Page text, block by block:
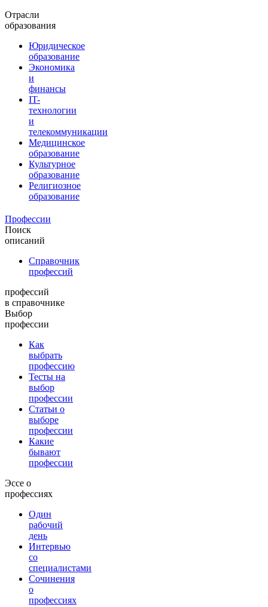
Отрасли
образования
Юридическое
образование
Экономика
и
финансы
IT-
технологии
и
телекоммуникации
Медицинское
образование
Культурное
образование
Религиозное
образование
Профессии
Поиск
описаний
Справочник
профессий
профессий
в справочнике
Выбор
профессии
Как
выбрать
профессию
Тесты на
выбор
профессии
Статьи о
выборе
профессии
Какие
бывают
профессии
Эссе о
профессиях
Один
рабочий
день
Интервью
со
специалистами
Сочинения
о
профессиях